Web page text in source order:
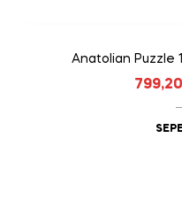
Anatolian Puzzle
799,20